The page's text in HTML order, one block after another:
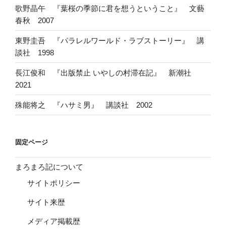
歌野晶午 『葉桜の季節に君を想うということ』 文藝
春秋 2007
東野圭吾 『パラレルワールド・ラブストーリー』 講
談社 1998
長江俊和 『出版禁止 いやしの村滞在記』 新潮社
2021
殊能将之 『ハサミ男』 講談社 2002
固定ページ
まろまろ記について
サイトポリシー
サイト来歴
メディア掲載歴